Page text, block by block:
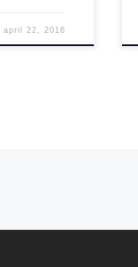
april 22, 2016